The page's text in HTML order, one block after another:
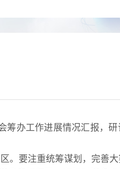
筹办工作进展情况汇报，
。要注重统筹谋划，完善